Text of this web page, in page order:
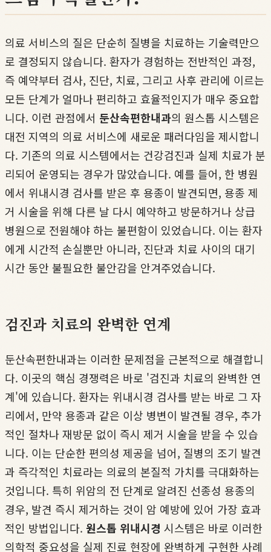
의료 서비스의 질은 단순히 질병을 치료하는 기술력만으
로 결정되지 않습니다. 환자가 경험하는 전반적인 과정,
즉 예약부터 검사, 진단, 치료, 그리고 사후 관리에 이르는
모든 단계가 얼마나 편리하고 효율적인지가 매우 중요합
니다. 이런 관점에서 둔산속편한내과의 원스톱 시스템은
대전 지역의 의료 서비스에 새로운 패러다임을 제시합니
다. 기존의 의료 시스템에서는 건강검진과 실제 치료가 분
리되어 운영되는 경우가 많았습니다. 예를 들어, 한 병원
에서 위내시경 검사를 받은 후 용종이 발견되면, 용종 제
거 시술을 위해 다른 날 다시 예약하고 방문하거나 상급
병원으로 전원해야 하는 불편함이 있었습니다. 이는 환자
에게 시간적 손실뿐만 아니라, 진단과 치료 사이의 대기
시간 동안 불필요한 불안감을 안겨주었습니다.
검진과 치료의 완벽한 연계
둔산속편한내과는 이러한 문제점을 근본적으로 해결합니
다. 이곳의 핵심 경쟁력은 바로 '검진과 치료의 완벽한 연
계'에 있습니다. 환자는 위내시경 검사를 받는 바로 그 자
리에서, 만약 용종과 같은 이상 병변이 발견될 경우, 추가
적인 절차나 재방문 없이 즉시 제거 시술을 받을 수 있습
니다. 이는 단순한 편의성 제공을 넘어, 질병의 조기 발견
과 즉각적인 치료라는 의료의 본질적 가치를 극대화하는
것입니다. 특히 위암의 전 단계로 알려진 선종성 용종의
경우, 발견 즉시 제거하는 것이 암 예방에 있어 가장 효과
적인 방법입니다. 원스톱 위내시경 시스템은 바로 이러한
의학적 중요성을 실제 진료 현장에 완벽하게 구현한 사례